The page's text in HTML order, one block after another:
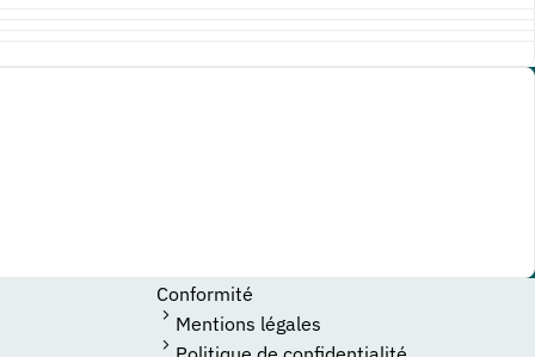
Conformité
Mentions légales